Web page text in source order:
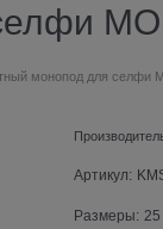
монопод для селфи
Артикул:
Размеры: 25